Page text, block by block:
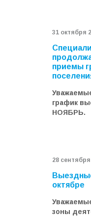
31 октября
приемы
график
НОЯБРЬ.
28
октябре
зоны